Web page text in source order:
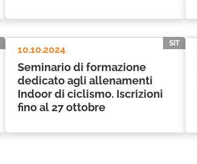
SIT
10.10.2024
Seminario di formazione
dedicato agli allenamenti
Indoor di ciclismo. Iscrizioni
fino al 27 ottobre